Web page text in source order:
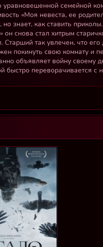
уравновешенной семейной
«Моя невеста, ее
знает, как ставить
снова стал хитрым
так увлечен, что
покинуть свою комнату и
объявляет войну своему
быстро переворачивается с